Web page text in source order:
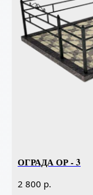
ОГРАДА ОР - 3
2 800 р.